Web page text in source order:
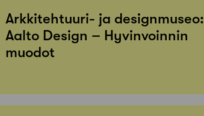
Arkkitehtuuri- ja designmuseo:
Aalto Design – Hyvinvoinnin
muodot